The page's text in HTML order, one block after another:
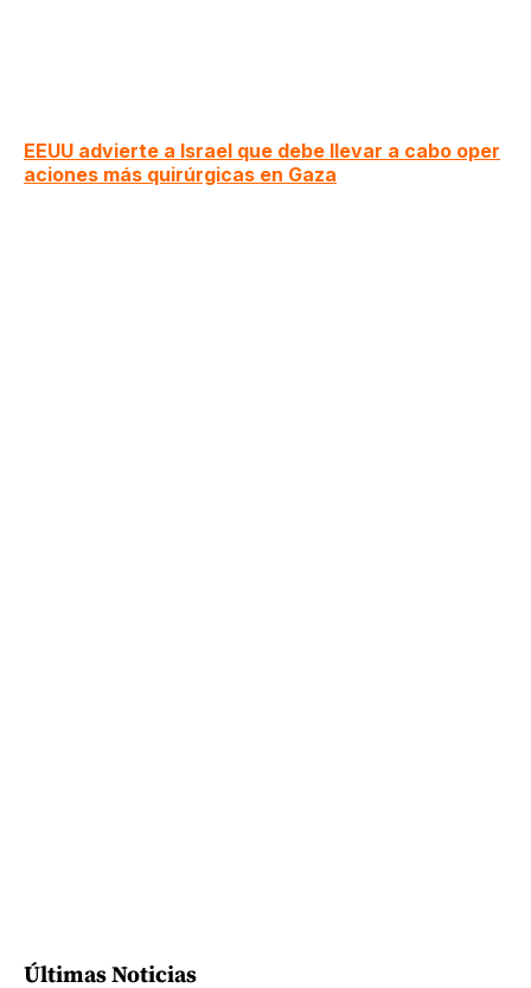
EEUU advierte a Israel que debe llevar a cabo oper
aciones más quirúrgicas en Gaza
Últimas Noticias